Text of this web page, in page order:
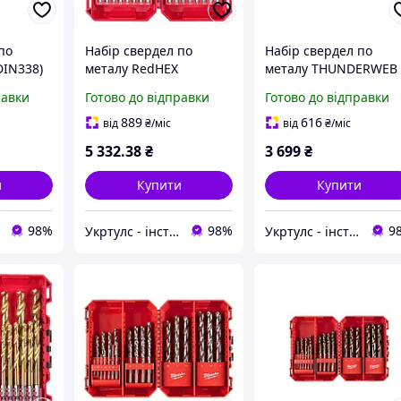
98%
Набір свердел по
металу RedHEX
PACKOUT (Ø 2 13 мм) 25
шт. в пластиковому
4932500420
Готово до відправки
від889₴/міс
5 332.38₴
Купити
Укртулс - інструменти та обладнання 98%
Набір свердел по
металу THUNDERWEB
(Ø 1-13 мм) 25шт. в
пластиковому кейсі
Готово до відправки
від616₴/міс
3 699₴
Купити
Укртулс - інструменти та обладнання